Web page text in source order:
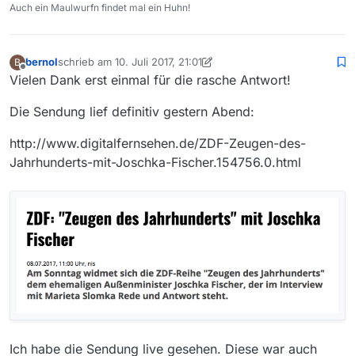
Auch ein Maulwurfn findet mal ein Huhn!
B
Offline
bernolschrieb am 10. Juli 2017, 21:01
zuletzt editiert von bernol 7. Okt. 2017, 23:09
Vielen Dank erst einmal für die rasche Antwort!
Die Sendung lief definitiv gestern Abend:
http://www.digitalfernsehen.de/ZDF-Zeugen-des-
Jahrhunderts-mit-Joschka-Fischer.154756.0.html
Ich habe die Sendung live gesehen. Diese war auch